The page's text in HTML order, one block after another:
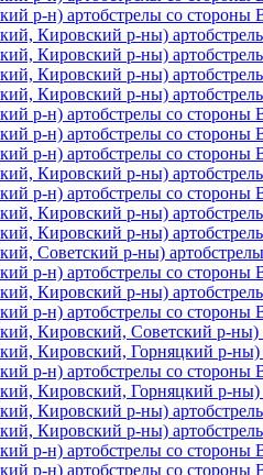
р-н) артобстрелы со
Кировский р-ны)
Кировский р-ны)
Кировский р-ны)
Кировский р-ны)
р-н) артобстрелы со
р-н) артобстрелы со
р-н) артобстрелы со
Кировский р-ны)
р-н) артобстрелы со
Кировский р-ны)
Кировский р-ны)
Советский р-ны)
р-н) артобстрелы со
Кировский р-ны)
р-н) артобстрелы со
Кировский, Советский р-
Кировский, Горняцкий р-
р-н) артобстрелы со
Кировский, Горняцкий р-
Кировский р-ны)
Кировский р-ны)
р-н) артобстрелы со
р-н) артобстрелы со